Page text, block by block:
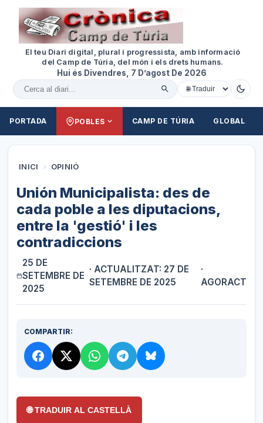
El teu Diari digital, plural i progressista, amb informació
del Camp de Túria, del món i els drets humans.
Hui és Divendres, 7 D’agost De 2026
Cercar al diari
PORTADA POBLES CAMP DE TÚRIA GLOBAL
INICI › OPINIÓ
Unión Municipalista: des de
cada poble a les diputacions,
entre la 'gestió' i les
contradiccions
25 DE
SETEMBRE DE
2025
· ACTUALITZAT: 27 DE
SETEMBRE DE 2025
·
AGORACT
COMPARTIR:
🌐 TRADUIR AL CASTELLÀ